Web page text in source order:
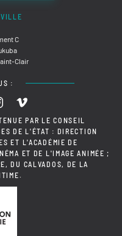
C
Clair
:
PAR LE CONSEIL
DE L'ÉTAT : DIRECTION
ET L'ACADÉMIE DE
ET DE L'IMAGE ANIMÉE ;
DU CALVADOS, DE LA